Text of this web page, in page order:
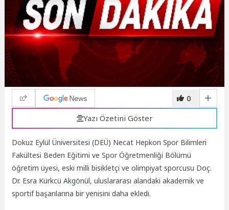
0
Yazı Özetini Göster
Dokuz Eylül Üniversitesi (DEÜ) Necat Hepkon Spor Bilimleri
Fakültesi Beden Eğitimi ve Spor Öğretmenliği Bölümü
öğretim üyesi, eski milli bisikletçi ve olimpiyat sporcusu Doç.
Dr. Esra Kürkcü Akgönül, uluslararası alandaki akademik ve
sportif başarılarına bir yenisini daha ekledi.